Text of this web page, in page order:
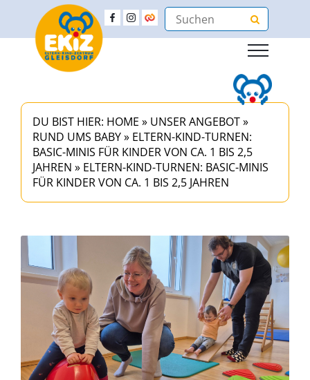
DU BIST HIER: HOME » UNSER ANGEBOT»
RUND UMS BABY» ELTERN-KIND-TURNEN:
BASIC-MINIS FÜR KINDER VON CA. 1 BIS 2,5
JAHREN » ELTERN-KIND-TURNEN: BASIC-MINIS
FÜR KINDER VON CA. 1 BIS 2,5 JAHREN